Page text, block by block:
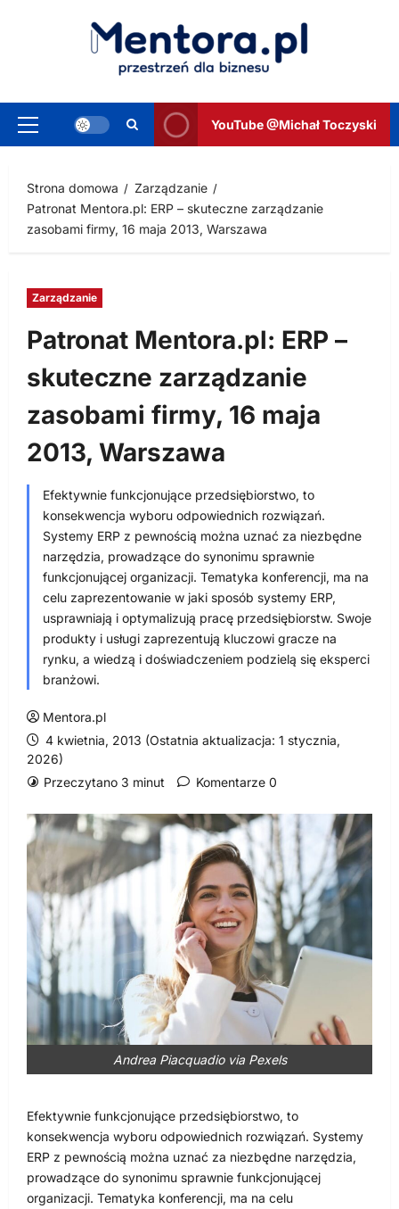
Menu
YouTube @Michał Toczyski
Strona domowa
Zarządzanie
Patronat Mentora.pl: ERP – skuteczne zarządzanie
zasobami firmy, 16 maja 2013, Warszawa
Zarządzanie
Patronat Mentora.pl: ERP –
skuteczne zarządzanie
zasobami firmy, 16 maja
2013, Warszawa
Efektywnie funkcjonujące przedsiębiorstwo, to
konsekwencja wyboru odpowiednich rozwiązań.
Systemy ERP z pewnością można uznać za niezbędne
narzędzia, prowadzące do synonimu sprawnie
funkcjonującej organizacji. Tematyka konferencji, ma na
celu zaprezentowanie w jaki sposób systemy ERP,
usprawniają i optymalizują pracę przedsiębiorstw. Swoje
produkty i usługi zaprezentują kluczowi gracze na
rynku, a wiedzą i doświadczeniem podzielą się eksperci
branżowi.
Mentora.pl
4 kwietnia, 2013 (Ostatnia aktualizacja: 1 stycznia,
2026)
Przeczytano 3 minut
Komentarze 0
Andrea Piacquadio via Pexels
Efektywnie funkcjonujące przedsiębiorstwo, to
konsekwencja wyboru odpowiednich rozwiązań. Systemy
ERP z pewnością można uznać za niezbędne narzędzia,
prowadzące do synonimu sprawnie funkcjonującej
organizacji. Tematyka konferencji, ma na celu